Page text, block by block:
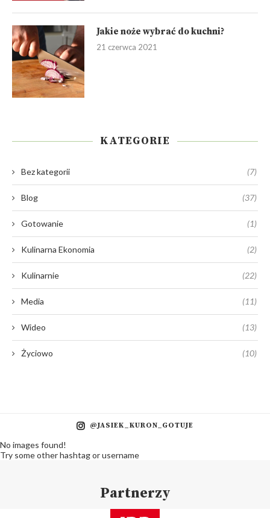
Jakie noże wybrać do kuchni?
21 czerwca 2021
KATEGORIE
Bez kategorii (7)
Blog (37)
Gotowanie (1)
Kulinarna Ekonomia (2)
Kulinarnie (22)
Media (11)
Wideo (13)
Życiowo (10)
@JASIEK_KURON_GOTUJE
No images found!
Try some other hashtag or username
Partnerzy